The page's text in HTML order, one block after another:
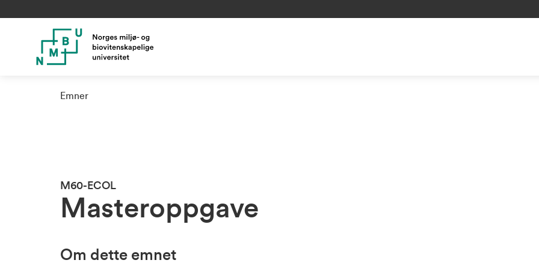
Emner
M60-ECOL
Masteroppgave
Om dette emnet